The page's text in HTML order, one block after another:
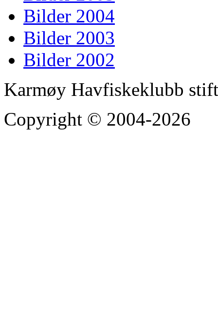
Bilder 2004
Bilder 2003
Bilder 2002
Karmøy Havfiskeklubb
Copyright © 2004-2026